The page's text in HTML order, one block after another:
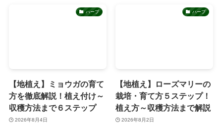
ハーブ
【地植え】ミョウガの育て
方を徹底解説！植え付け～
収穫方法まで６ステップ
2026年8月4日
ハーブ
【地植え】ローズマリーの
栽培・育て方５ステップ！
植え方～収穫方法まで解説
2026年8月2日